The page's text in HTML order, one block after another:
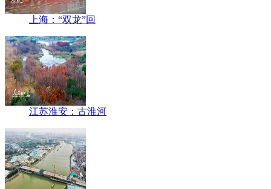
上海：“双龙”回
江苏淮安：古淮河